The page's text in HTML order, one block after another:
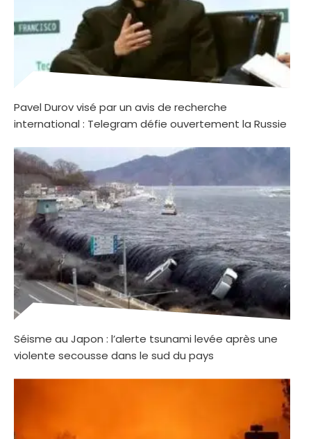
Pavel Durov visé par un avis de recherche
international : Telegram défie ouvertement la Russie
Séisme au Japon : l’alerte tsunami levée après une
violente secousse dans le sud du pays